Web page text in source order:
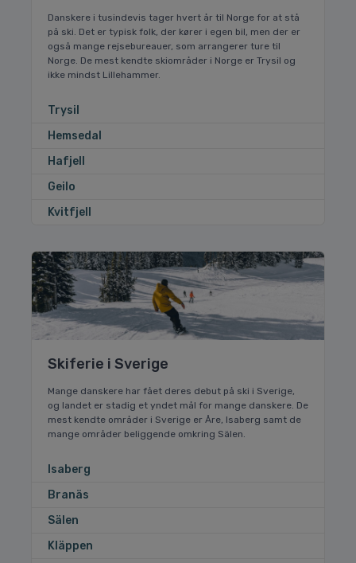
Danskere i tusindevis tager hvert år til Norge for at stå
på ski. Det er typisk folk, der kører i egen bil, men der er
også mange rejsebureauer, som arrangerer ture til
Norge. De mest kendte skiområder i Norge er Trysil og
ikke mindst Lillehammer.
Trysil
Hemsedal
Hafjell
Geilo
Kvitfjell
Skiferie i Sverige
Mange danskere har fået deres debut på ski i Sverige,
og landet er stadig et yndet mål for mange danskere. De
mest kendte områder i Sverige er Åre, Isaberg samt de
mange områder beliggende omkring Sälen.
Isaberg
Branäs
Sälen
Kläppen